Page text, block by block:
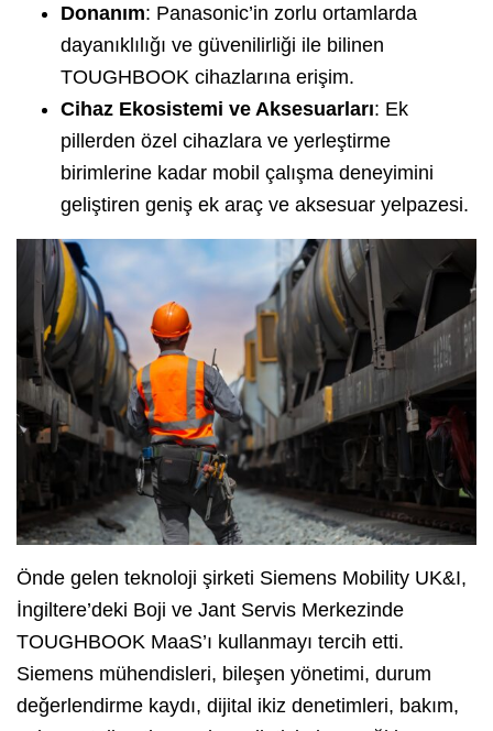
Donanım: Panasonic’in zorlu ortamlarda
dayanıklılığı ve güvenilirliği ile bilinen
TOUGHBOOK cihazlarına erişim.
Cihaz Ekosistemi ve Aksesuarları: Ek
pillerden özel cihazlara ve yerleştirme
birimlerine kadar mobil çalışma deneyimini
geliştiren geniş ek araç ve aksesuar yelpazesi.
Önde gelen teknoloji şirketi Siemens Mobility UK&I,
İngiltere’deki Boji ve Jant Servis Merkezinde
TOUGHBOOK MaaS’ı kullanmayı tercih etti.
Siemens mühendisleri, bileşen yönetimi, durum
değerlendirme kaydı, dijital ikiz denetimleri, bakım,